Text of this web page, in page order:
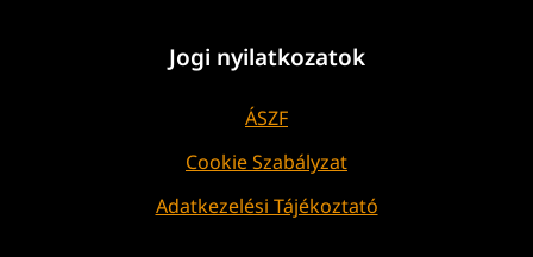
Jogi nyilatkozatok
ÁSZF
Cookie Szabályzat
Adatkezelési Tájékoztató